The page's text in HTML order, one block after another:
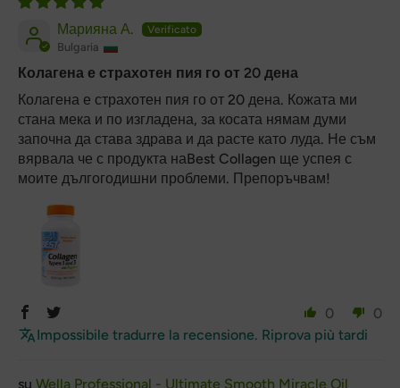
Марияна А.
Bulgaria
Колагена е страхотен пия го от 20 дена
Колагена е страхотен пия го от 20 дена. Кожата ми
стана мека и по изгладена, за косата нямам думи
започна да става здрава и да расте като луда. Не съм
вярвала че с продукта наBest Collagen ще успея с
моите дългогодишни проблеми. Препоръчвам!
0
0
Impossibile tradurre la recensione. Riprova più tardi
Wella Professional - Ultimate Smooth Miracle Oil